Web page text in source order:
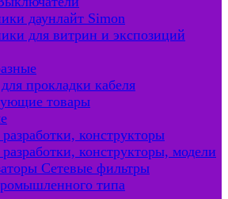
даунлайт Simon
для витрин и экспозиций
прокладки кабеля
товары
конструкторы
конструкторы, модели
Сетевые фильтры
типа